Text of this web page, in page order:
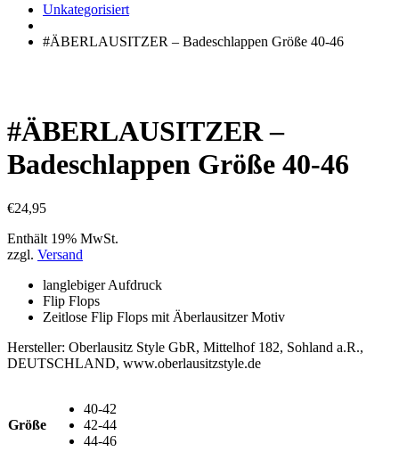
Oberlausitz
Regional
Unkategorisiert
#ÄBERLAUSITZER – Badeschlappen Größe 40-46
#ÄBERLAUSITZER –
Badeschlappen Größe 40-46
€24,95
Enthält 19% MwSt.
zzgl. Versand
langlebiger Aufdruck
Flip Flops
Zeitlose Flip Flops mit Äberlausitzer Motiv
Hersteller: Oberlausitz Style GbR, Mittelhof 182, Sohland a.R.,
DEUTSCHLAND, www.oberlausitzstyle.de
Größe
40-42
42-44
44-46